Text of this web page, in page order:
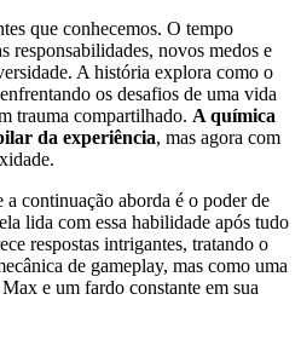
que conhecemos. O tempo
responsabilidades, novos medos e
A história explora como o
os desafios de uma vida
trauma compartilhado. A química
da experiência, mas agora com
a continuação aborda é o poder de
lida com essa habilidade após tudo
respostas intrigantes, tratando o
de gameplay, mas como uma
e um fardo constante em sua